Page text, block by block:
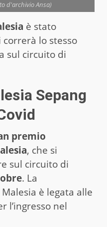
d'archivio Ansa)
è stato
correrà lo stesso
sul circuito di
Sepang
premio
, che si
sul circuito di
. La
è legata alle
l’ingresso nel